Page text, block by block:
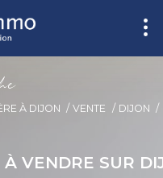
e
À DIJON VENTE
DIJON
VENDRE SUR